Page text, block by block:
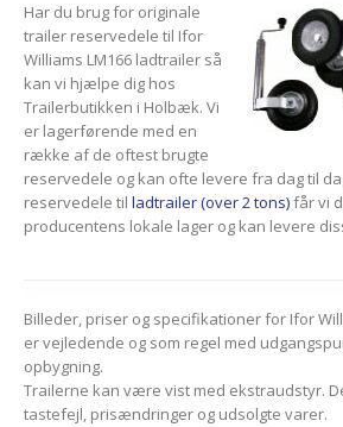
Har du brug for originale
trailer reservedele til Ifor
Williams LM166 ladtrailer så
kan vi hjælpe dig hos
Trailerbutikken i Holbæk. Vi
er lagerførende med en
række af de oftest brugte
reservedele og kan ofte levere fra dag til
reservedele til ladtrailer (over 2 tons)får vi
producentens lokale lager og kan levere
Billeder, priser og specifikationer for Ifor
er vejledende og som regel med
opbygning.
Trailerne kan være vist med ekstraudstyr.
tastefejl, prisændringer og udsolgte varer.